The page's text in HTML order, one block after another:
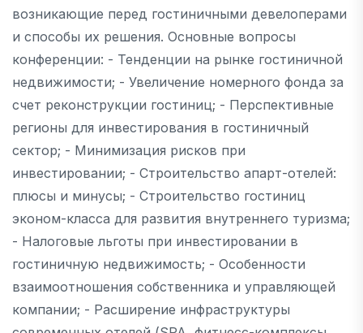
возникающие перед гостиничными девелоперами
и способы их решения. Основные вопросы
конференции: - Тенденции на рынке гостиничной
недвижимости; - Увеличение номерного фонда за
счет реконструкции гостиниц; - Перспективные
регионы для инвестирования в гостиничный
сектор; - Минимизация рисков при
инвестировании; - Строительство апарт-отелей:
плюсы и минусы; - Строительство гостиниц
эконом-класса для развития внутреннего туризма;
- Налоговые льготы при инвестировании в
гостиничную недвижимость; - Особенности
взаимоотношения собственника и управляющей
компании; - Расширение инфраструктуры